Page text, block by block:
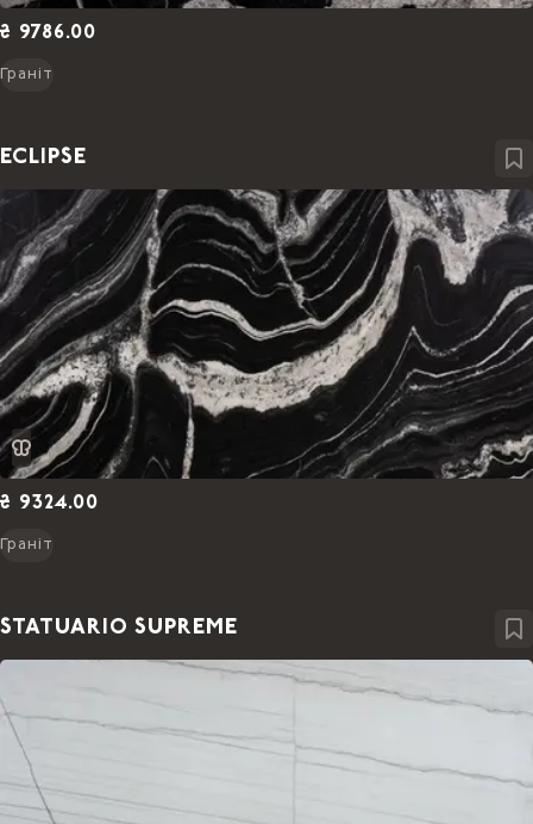
₴ 9786.00
Граніт
ECLIPSE
₴ 9324.00
Граніт
STATUARIO SUPREME